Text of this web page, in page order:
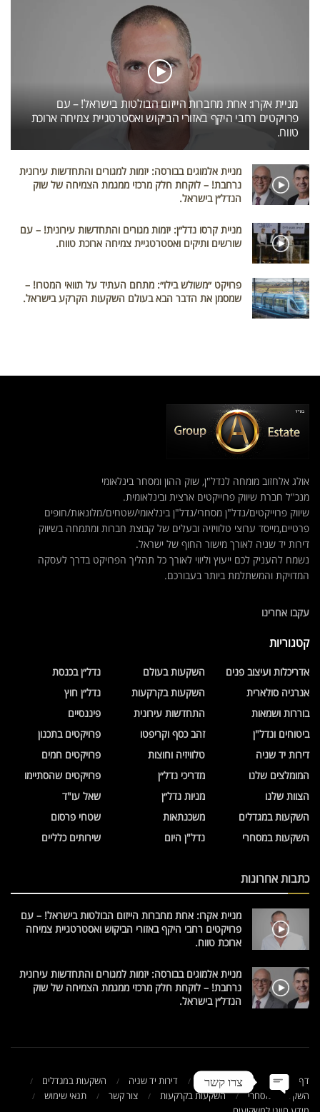
מניית אקרו: אחת מחברות הייזום הבולטות בישראל! – עם
פרויקטים רחבי היקף באזורי הביקוש ואסטרטגיית צמיחה ארוכת
טווח.
מניית אלמוגים בבורסה: יזמות למגורים והתחדשות עירונית
נרחבת! – לוקחת חלק מרכזי ממגמת הצמיחה של שוק
הנדל״ן בישראל.
מניית קרסו נדל״ן: יזמות מגורים והתחדשות עירונית! – עם
שורשים ותיקים ואסטרטגיית צמיחה ארוכת טווח.
פרויקט ״משולש בילו״: מתחם העתיד על תוואי המטרו! –
שמסמן את הדבר הבא בעולם השקעות הקרקע בישראל.
אולג אלחזוב מומחה לנדל"ן, שוק ההון ומסחר בינלאומי
מנכ"ל חברת שיווק פרוייקטים ארצית ובינלאומית.
שיווק פרוייקטים/נדל"ן מסחרי/נדל"ן בינלאומי/שטחים/מלונאות/חופים
פרטיים,מייסד ערוצי טלוויזיה ובעלים של קבוצת חברות ומתמחה בשיווק
דירות יד שניה לאורך מישור החוף של ישראל.
נשמח להעניק לכם ייעוץ וליווי לאורך כל תהליך הפרויקט בדרך לעסקה
המדויקת והמשתלמת ביותר בעבורכם.
עקבו אחרינו
קטגוריות
אדריכלות ועיצוב פנים
אנרגיה סולארית
בוררות ושמאות
ביטוחים ונדל"ן
דירות יד שניה
המומלצים שלנו
הצוות שלנו
השקעות במגדלים
השקעות במסחרי
השקעות בעולם
השקעות בקרקעות
התחדשות עירונית
זהב כסף וקריפטו
טלוויזיה וחוצות
מדריכי נדל״ן
מניות נדל״ן
משכנתאות
נדל"ן היום
נדל״ן בכנסת
נדל״ן חוץ
פיננסיים
פרויקטים בתכנון
פרויקטים חמים
פרויקטים שהסתיימו
שאל עו"ד
שטחי פרסום
שירותים כלליים
כתבות אחרונות
מניית אקרו: אחת מחברות הייזום הבולטות בישראל! – עם
פרויקטים רחבי היקף באזורי הביקוש ואסטרטגיית צמיחה
ארוכת טווח.
מניית אלמוגים בבורסה: יזמות למגורים והתחדשות עירונית
נרחבת! – לוקחת חלק מרכזי ממגמת הצמיחה של שוק
הנדל״ן בישראל.
דף הבית השקעות בעולם דירות יד שניה
השקעות במגדלים
השקעות במסחרי
השקעות בקרקעות צור קשר
תנאי שימוש
צרו קשר